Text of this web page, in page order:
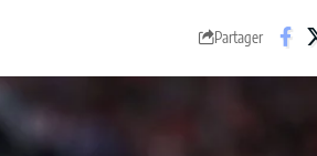
Partager